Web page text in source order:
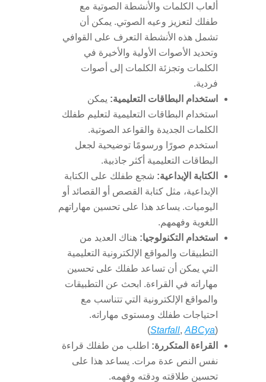
ألعاب الكلمات والأنشطة الصوتية مع
طفلك لتعزيز وعيه الصوتي. يمكن أن
تشمل هذه الأنشطة التعرف على القوافي
وتحديد الأصوات الأولية والأخيرة في
الكلمات وتجزئة الكلمات إلى أصوات
فردية.
استخدام البطاقات التعليمية: يمكن
استخدام البطاقات التعليمية لتعليم طفلك
الكلمات الجديدة والقواعد الصوتية.
استخدم صورًا ورسومًا توضيحية لجعل
البطاقات التعليمية أكثر جاذبية.
الكتابة الإبداعية: شجع طفلك على الكتابة
الإبداعية، مثل كتابة القصص أو القصائد أو
اليوميات. يساعد هذا على تحسين مهاراتهم
اللغوية وفهمهم.
استخدام التكنولوجيا: هناك العديد من
التطبيقات والمواقع الإلكترونية التعليمية
التي يمكن أن تساعد طفلك على تحسين
مهاراته في القراءة. ابحث عن التطبيقات
والمواقع الإلكترونية التي تتناسب مع
احتياجات طفلك ومستوى مهاراته.
(
Starfall,ABCya
)
القراءة المتكررة: اطلب من طفلك قراءة
نفس النص عدة مرات. يساعد هذا على
تحسين طلاقته ودقته وفهمه.